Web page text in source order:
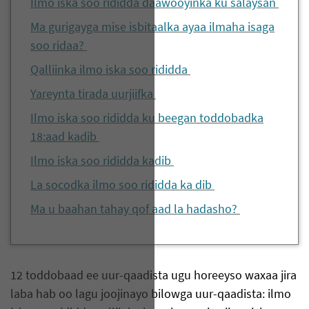
Ilmo iska soo rididda daawooyinka ku salaysan
Ma gurigayga mise isbitaalka ayaa ilmaha isaga
soo ridaa?
Qalliinka ilmo iska soo rididda
Yareynta tirada uurjiifka
Ilmo iska soo rididda ku beegan toddobadka
18:aad kadib
Ilmo iska soo rididda kadib
La socodka ilmo soo rididda ka dib
Ma u baahan tahay qof aad la hadasho?
12 toddobaad ee uur-qaadista ugu horeeyso waxaa jira
laba hab oo lagu joojinayo bilowga uur-qaadista: ilmo